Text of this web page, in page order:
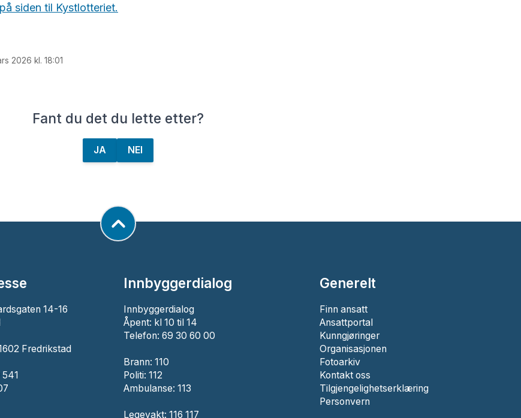
siden til Kystlotteriet.
2026 kl. 18:01
Fant du det du lette etter?
JA NEI
14-16
Fredrikstad
Innbyggerdialog
Innbyggerdialog
Åpent: kl 10 til 14
Telefon: 69 30 60 00
Brann: 110
Politi: 112
Ambulanse: 113
Legevakt: 116 117
Generelt
Finn ansatt
Ansattportal
Kunngjøringer
Organisasjonen
Fotoarkiv
Kontakt oss
Tilgjengelighetserklæring
Personvern